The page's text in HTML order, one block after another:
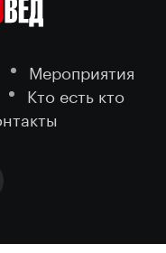
Мероприятия
Кто есть кто